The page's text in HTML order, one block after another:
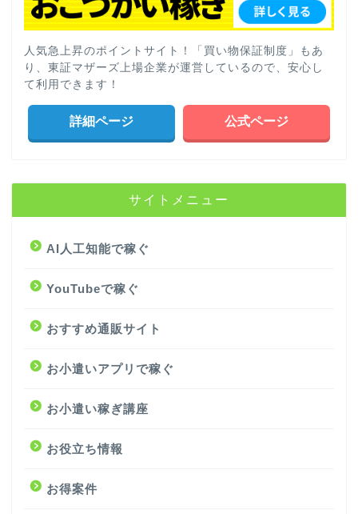
人気急上昇のポイントサイト！「買い物保証制度」もあ
り、東証マザーズ上場企業が運営しているので、安心し
て利用できます！
詳細ページ 公式ページ
サイトメニュー
AI人工知能で稼ぐ
YouTubeで稼ぐ
おすすめ通販サイト
お小遣いアプリで稼ぐ
お小遣い稼ぎ講座
お役立ち情報
お得案件